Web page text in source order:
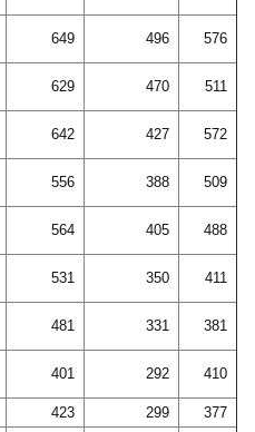
649 496 576
629 470 511
642 427 572
556 388 509
564 405 488
531 350 411
481 331 381
401 292 410
423 299
377